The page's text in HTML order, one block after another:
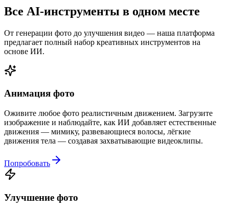
Все AI-инструменты в одном месте
От генерации фото до улучшения видео — наша платформа
предлагает полный набор креативных инструментов на
основе ИИ.
Анимация фото
Оживите любое фото реалистичным движением. Загрузите
изображение и наблюдайте, как ИИ добавляет естественные
движения — мимику, развевающиеся волосы, лёгкие
движения тела — создавая захватывающие видеоклипы.
Попробовать
Улучшение фото